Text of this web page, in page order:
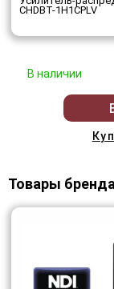
CHDBT-1H1CPLV
В наличии
Товары